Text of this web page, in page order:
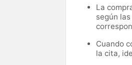
La
según
Cuando
la cita,